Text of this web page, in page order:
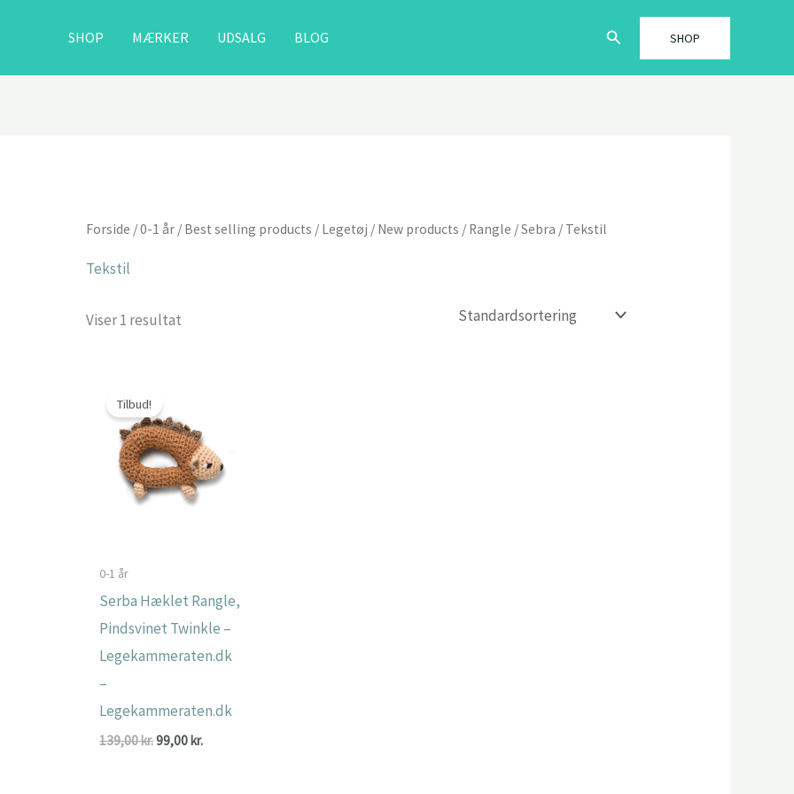
SHOP MÆRKER UDSALG BLOG Søg SHOP
Forside /0-1 år / Best selling products / Legetøj / New products / Rangle /Sebra / Tekstil
Tekstil
Viser 1 resultat
Tilbud!
0-1 år
Serba Hæklet Rangle,
Pindsvinet Twinkle –
Legekammeraten.dk
–
Legekammeraten.dk
139,00kr.Den
99,00 kr.Den